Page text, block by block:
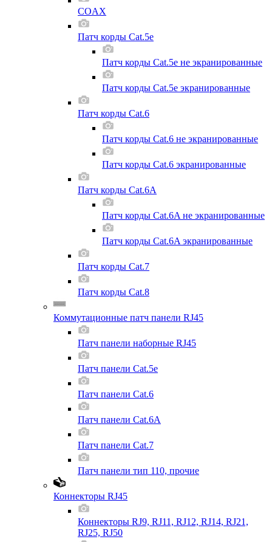
COAX
Патч корды Cat.5e
Патч корды Cat.5e не экранированные
Патч корды Cat.5e экранированные
Патч корды Cat.6
Патч корды Cat.6 не экранированные
Патч корды Cat.6 экранированные
Патч корды Cat.6A
Патч корды Cat.6A не экранированные
Патч корды Cat.6A экранированные
Патч корды Cat.7
Патч корды Cat.8
Коммутационные патч панели RJ45
Патч панели наборные RJ45
Патч панели Cat.5e
Патч панели Cat.6
Патч панели Cat.6A
Патч панели Cat.7
Патч панели тип 110, прочие
Коннекторы RJ45
Коннекторы RJ9, RJ11, RJ12, RJ14, RJ21,
RJ25, RJ50